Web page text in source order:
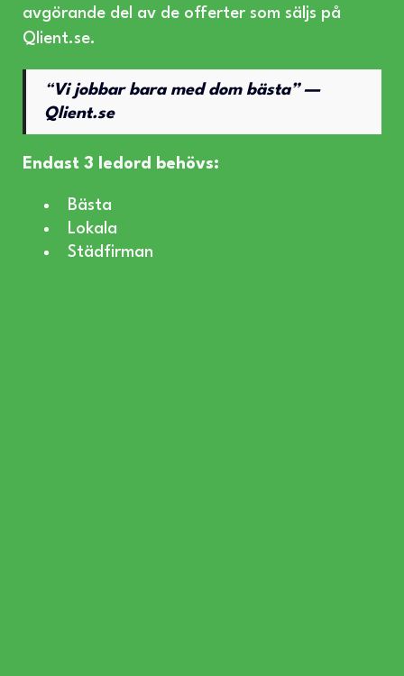
avgörande del av de offerter som säljs på
Qlient.se.
“Vi jobbar bara med dom bästa” —
Qlient.se
Endast 3 ledord behövs:
Bästa
Lokala
Städfirman